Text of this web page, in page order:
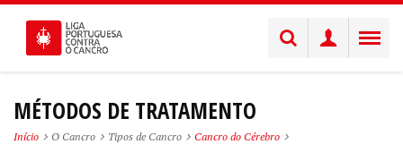
MÉTODOS DE TRATAMENTO
Início O Cancro Tipos de Cancro
Cancro do Cérebro